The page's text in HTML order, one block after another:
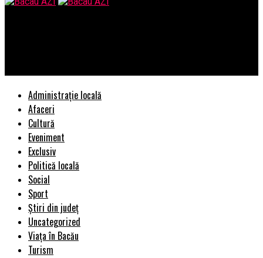
Administrație locală
Afaceri
Cultură
Eveniment
Exclusiv
Politică locală
Social
Sport
Știri din județ
Uncategorized
Viața în Bacău
Turism